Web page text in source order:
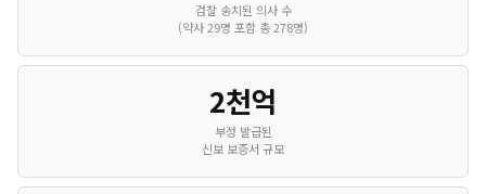
검찰 송치된 의사 수
(약사 29명 포함 총 278명)
2천억
부정 발급된
신보 보증서 규모